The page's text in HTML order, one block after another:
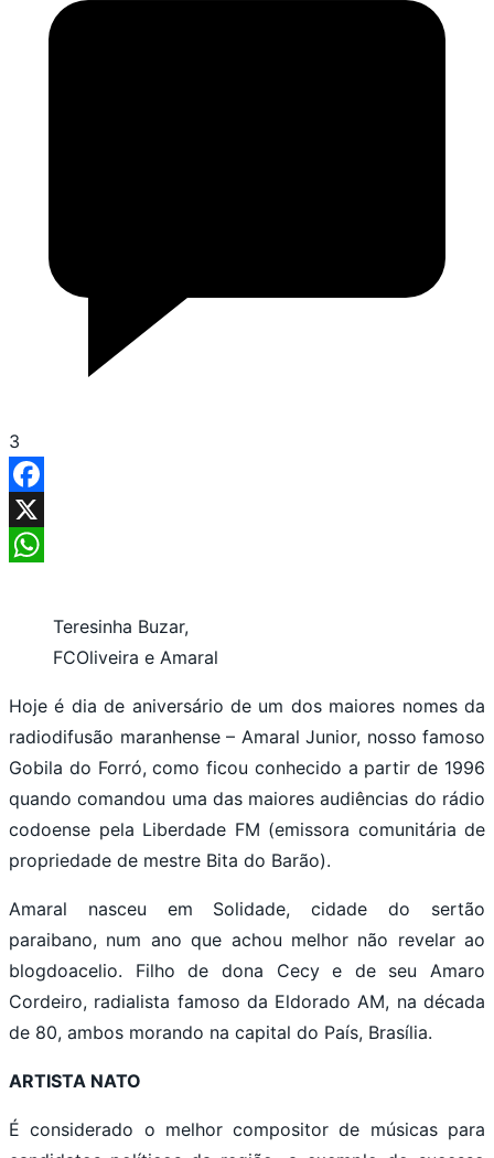
3
Facebook
X
Teresinha Buzar,
FCOliveira e Amaral
Hoje é dia de aniversário de um dos maiores nomes da
radiodifusão maranhense – Amaral Junior, nosso famoso
Gobila do Forró, como ficou conhecido a partir de 1996
quando comandou uma das maiores audiências do rádio
codoense pela Liberdade FM (emissora comunitária de
propriedade de mestre Bita do Barão).
Amaral nasceu em Solidade, cidade do sertão
paraibano, num ano que achou melhor não revelar ao
blogdoacelio. Filho de dona Cecy e de seu Amaro
Cordeiro, radialista famoso da Eldorado AM, na década
de 80, ambos morando na capital do País, Brasília.
ARTISTA NATO
É considerado o melhor compositor de músicas para